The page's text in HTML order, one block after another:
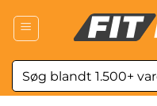
Søg
efter: